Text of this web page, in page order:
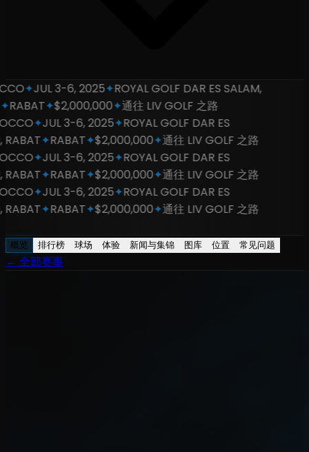
✦JUL 3-6, 2025✦ROYAL GOLF DAR ES SALAM,
RABAT✦$2,000,000✦通往 LIV GOLF 之路
✦JUL 3-6, 2025✦ROYAL GOLF DAR ES
✦RABAT✦$2,000,000✦通往 LIV GOLF 之路
✦JUL 3-6, 2025✦ROYAL GOLF DAR ES
✦RABAT✦$2,000,000✦通往 LIV GOLF 之路
✦JUL 3-6, 2025✦ROYAL GOLF DAR ES
✦RABAT✦$2,000,000✦通往 LIV GOLF 之路
概览 排行榜 球场 体验 新闻与集锦 图库 位置 常见问题
← 全部赛事